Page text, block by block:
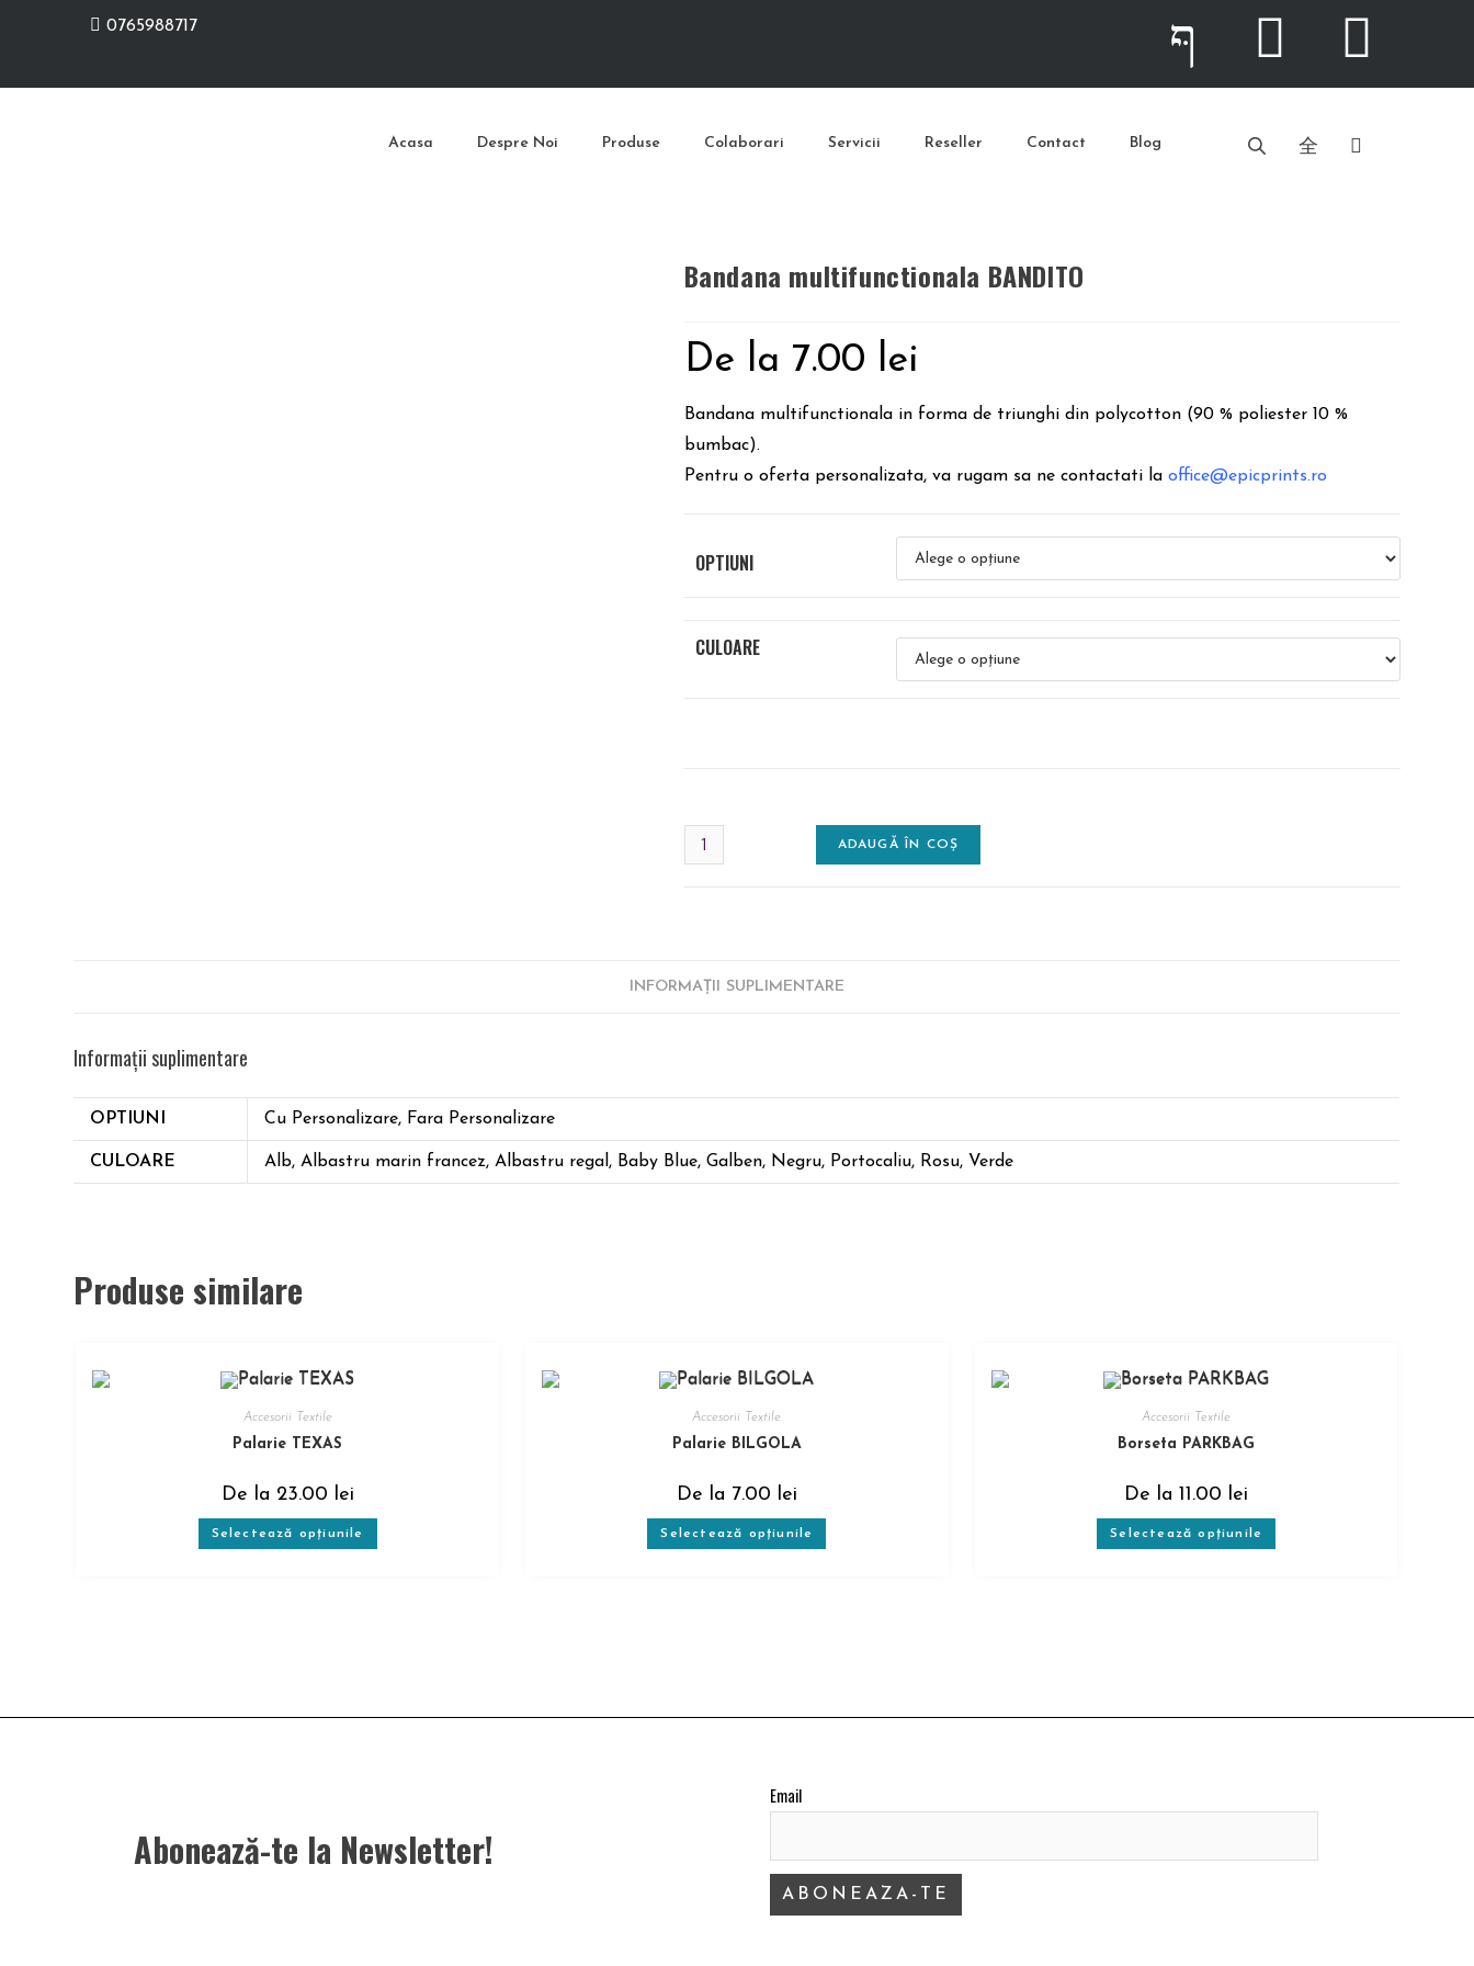
0765988717
Acasa Despre Noi Produse Colaborari Servicii Reseller Contact Blog
Bandana multifunctionala BANDITO
De la 7.00 lei
Bandana multifunctionala in forma de triunghi din polycotton (90 % poliester 10 %
bumbac).
Pentru o oferta personalizata, va rugam sa ne contactati la office@epicprints.ro
OPTIUNI
CULOARE
ADAUGĂ ÎN COȘ
INFORMAȚII SUPLIMENTARE
Informații suplimentare
OPTIUNI Cu Personalizare, Fara Personalizare
CULOARE Alb, Albastru marin francez, Albastru regal, Baby Blue, Galben, Negru, Portocaliu, Rosu, Verde
Produse similare
Accesorii Textile
Palarie TEXAS
De la 23.00 lei
Selectează opțiunile
Accesorii Textile
Palarie BILGOLA
De la 7.00 lei
Selectează opțiunile
Accesorii Textile
Borseta PARKBAG
De la11.00 lei
Selectează opțiunile
Abonează-te la Newsletter!
Email